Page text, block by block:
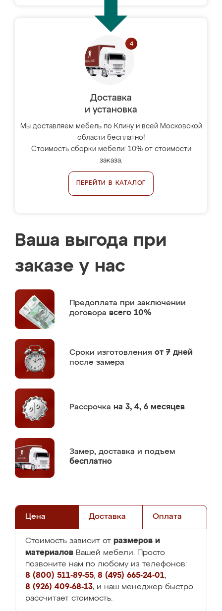
Доставка
и установка
Мы доставляем мебель по Клину и всей Московской
области бесплатно!
Стоимость сборки мебели: 10% от стоимости
заказа.
ПЕРЕЙТИ В КАТАЛОГ
Ваша выгода при
заказе у нас
Предоплата при заключении
договора всего 10%
Сроки изготовления от 7 дней
после замера
Рассрочка на 3, 4, 6 месяцев
Замер, доставка и подъем
бесплатно
Цена Доставка Оплата
Стоимость зависит от размеров и
материалов Вашей мебели. Просто
позвоните нам по любому из телефонов:
8 (800) 511-89-55, 8 (495) 665-24-01,
8 (926) 409-68-13, и наш менеджер быстро
рассчитает стоимость.